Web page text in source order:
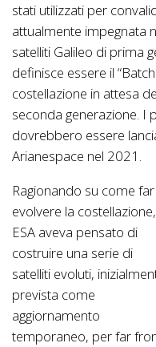
stati utilizzati per
attualmente impegnata
satelliti Galileo di prima
definisce essere il
costellazione in attesa
seconda generazione. I
dovrebbero essere
Arianespace nel 2021.
Ragionando su come far
evolvere la costellazione,
ESA aveva pensato di
costruire una serie di
satelliti evoluti,
prevista come
aggiornamento
temporaneo, per far